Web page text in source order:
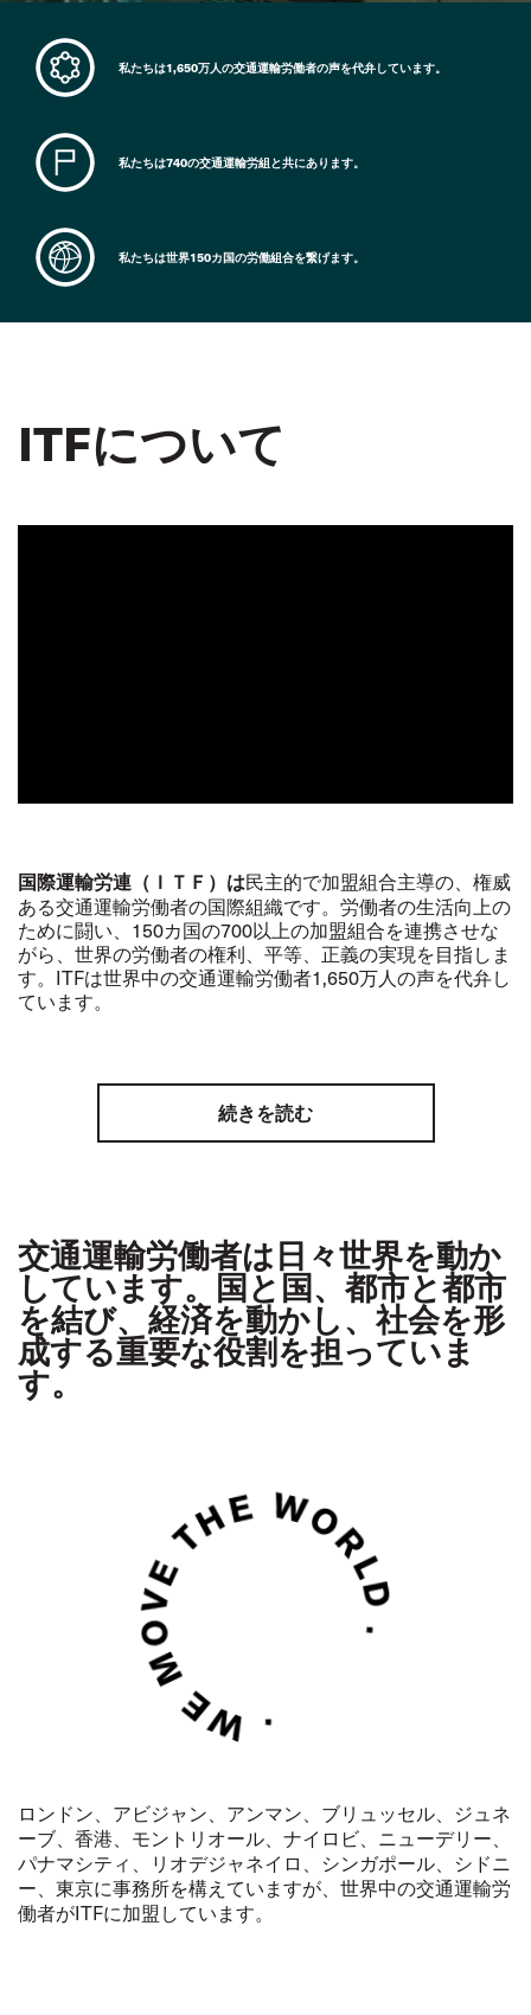
私たちは1,650万人の交通運輸労働者の声を代弁しています。
私たちは740の交通運輸労組と共にあります。
私たちは世界150カ国の労働組合を繋げます。
ITFについて
国際運輸労連（ＩＴＦ）は民主的で加盟組合主導の、権威
ある交通運輸労働者の国際組織です。労働者の生活向上の
ために闘い、 150カ国の700以上の加盟組合を連携させな
がら、世界の労働者の権利、平等、正義の実現を目指しま
す。 ITFは世界中の交通運輸労働者1,650万人の声を代弁し
ています。
続きを読む
交通運輸労働者は日々世界を動か
しています。国と国、都市と都市
を結び、経済を動かし、社会を形
成する重要な役割を担っていま
す。
ロンドン、アビジャン、アンマン、ブリュッセル、ジュネ
ーブ、香港、モントリオール、ナイロビ、ニューデリー、
パナマシティ、リオデジャネイロ、シンガポール、シドニ
ー、東京に事務所を構えていますが、世界中の交通運輸労
働者がITFに加盟しています。